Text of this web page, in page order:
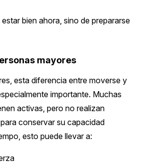
bien ahora, sino de prepararse
mayores
esta diferencia entre moverse y
importante. Muchas
activas, pero no realizan
conservar su capacidad
esto puede llevar a: